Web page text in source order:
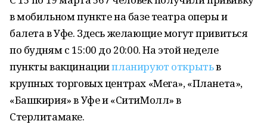
в мобильном пункте на базе театра оперы и
балета в Уфе. Здесь желающие могут привиться
по будням с 15:00 до 20:00. На этой неделе
пункты вакцинациипланируют открытьв
крупных торговых центрах «Мега», «Планета»,
«Башкирия» в Уфе и «СитиМолл» в
Стерлитамаке.